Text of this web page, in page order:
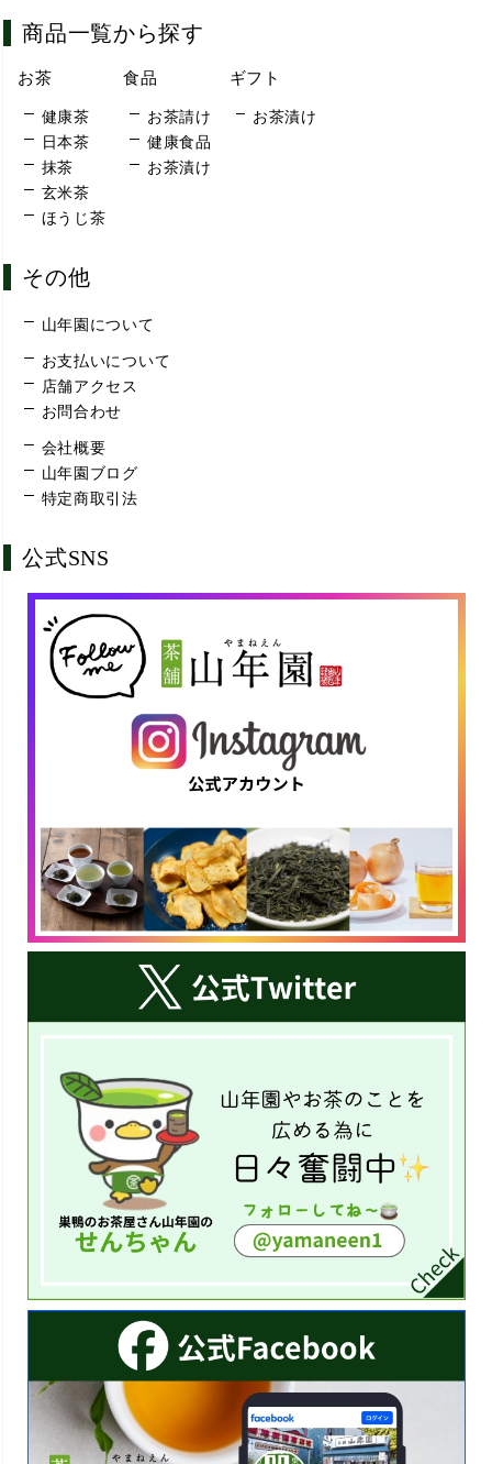
商品一覧から探す
お茶
健康茶
日本茶
抹茶
玄米茶
ほうじ茶
食品
お茶請け
健康食品
お茶漬け
ギフト
お茶漬け
その他
山年園について
お支払いについて
店舗アクセス
お問合わせ
会社概要
山年園ブログ
特定商取引法
公式SNS